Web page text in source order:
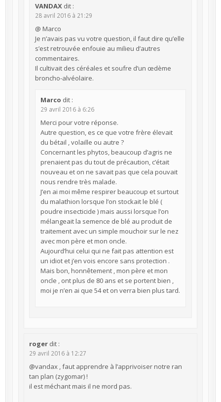
VANDAX dit :
28 avril 2016 à 21:29
@ Marco
Je n’avais pas vu votre question, il faut dire qu’elle
s’est retrouvée enfouie au milieu d’autres
commentaires.
Il cultivait des céréales et soufre d’un œdème
broncho-alvéolaire.
Marco dit :
29 avril 2016 à 6:26
Merci pour votre réponse.
Autre question, es ce que votre frère élevait
du bétail , volaille ou autre ?
Concernant les phytos, beaucoup d’agris ne
prenaient pas du tout de précaution, c’était
nouveau et on ne savait pas que cela pouvait
nous rendre très malade.
J’en ai moi même respirer beaucoup et surtout
du malathion lorsque l’on stockait le blé (
poudre insecticide ) mais aussi lorsque l’on
mélangeait la semence de blé au produit de
traitement avec un simple mouchoir sur le nez
avec mon père et mon oncle.
Aujourd’hui celui qui ne fait pas attention est
un idiot et j’en vois encore sans protection .
Mais bon, honnêtement , mon père et mon
oncle , ont plus de 80 ans et se portent bien ,
moi je n’en ai que 54 et on verra bien plus tard.
roger dit :
29 avril 2016 à 12:27
@vandax , faut apprendre à l’apprivoiser notre ran
tan plan (zygomar) !
il est méchant mais il ne mord pas.